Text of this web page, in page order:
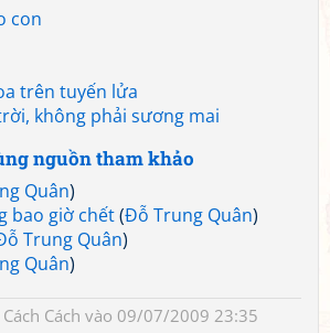
con
trên tuyến lửa
không phải sương mai
nguồn tham khảo
Quân)
bao giờ chết(Đỗ Trung Quân)
Trung Quân)
Quân)
Cách vào 09/07/2009 23:35